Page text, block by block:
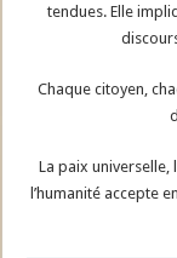
tendues. Elle
Chaque citoyen,
La paix universelle,
l’humanité accepte